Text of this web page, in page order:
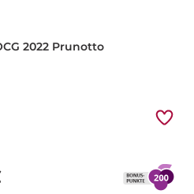
2022 Prunotto